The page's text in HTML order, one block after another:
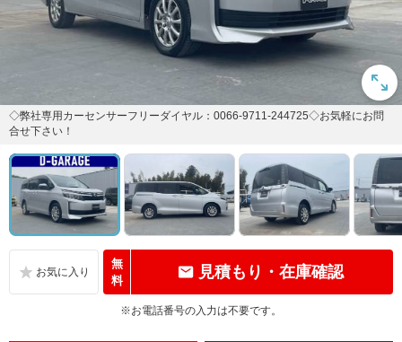
◇弊社専用カーセンサーフリーダイヤル：0066-9711-244725◇お気軽にお問
合せ下さい！
無
料
見積もり・在庫確認
※お電話番号の入力は不要です。